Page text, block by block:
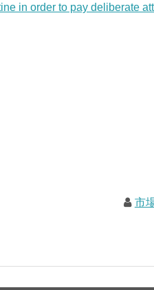
in order to pay deliberate
市